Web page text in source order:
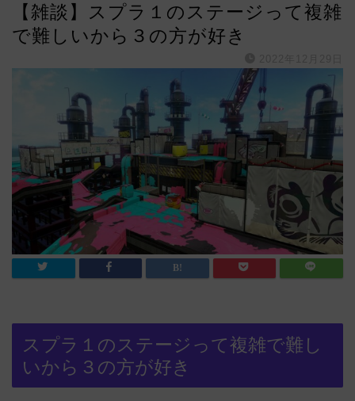
【雑談】スプラ１のステージって複雑
で難しいから３の方が好き
スプラ１のステージって複雑で難し
いから３の方が好き